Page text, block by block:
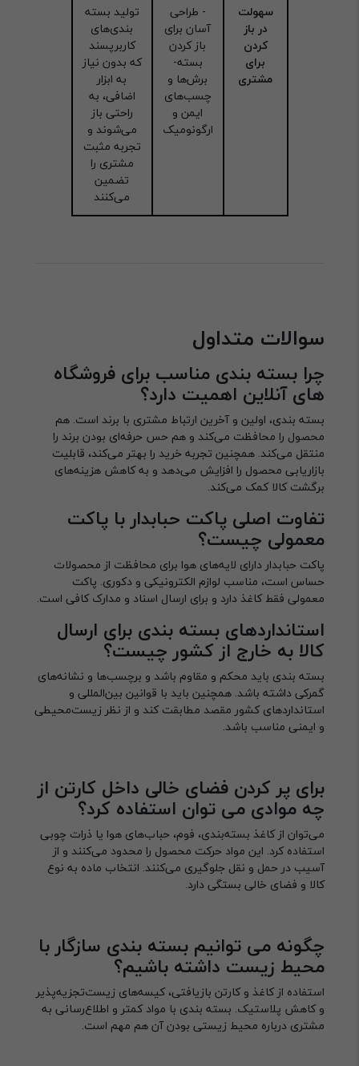
سهولت
در باز
کردن
برای
مشتری
- طراحی
آسان برای
باز کردن
بسته-
برش‌ها و
چسب‌های
ایمن و
ارگونومیک
تولید بسته
بندی‌های
کاربرپسند
که بدون نیاز
به ابزار
اضافی، به
راحتی باز
می‌شوند و
تجربه مثبت
مشتری را
تضمین
می‌کنند
سوالات متداول
چرا بسته بندی مناسب برای فروشگاه
های آنلاین اهمیت دارد؟
بسته بندی، اولین و آخرین ارتباط مشتری با برند است. هم
محصول را محافظت می‌کند و هم حس حرفه‌ای بودن برند را
منتقل می‌کند. همچنین تجربه خرید را بهتر می‌کند، قابلیت
بازاریابی محصول را افزایش می‌دهد و به کاهش هزینه‌های
برگشت کالا کمک می‌کند.
تفاوت اصلی پاکت حبابدار با پاکت
معمولی چیست؟
پاکت حبابدار دارای لایه‌های هوا برای محافظت از محصولات
حساس است، مناسب لوازم الکترونیکی و دکوری. پاکت
معمولی فقط کاغذ دارد و برای ارسال اسناد و مدارک کافی است.
استانداردهای بسته بندی برای ارسال
کالا به خارج از کشور چیست؟
بسته بندی باید محکم و مقاوم باشد و برچسب‌ها و نشانه‌های
گمرکی داشته باشد. همچنین باید با قوانین بین‌المللی و
استانداردهای کشور مقصد مطابقت کند و از نظر زیست‌محیطی
و ایمنی مناسب باشد.
برای پر کردن فضای خالی داخل کارتن از
چه موادی می توان استفاده کرد؟
می‌توان از کاغذ بسته‌بندی، فوم، حباب‌های هوا یا ذرات چوبی
استفاده کرد. این مواد حرکت محصول را محدود می‌کنند و از
آسیب در حمل و نقل جلوگیری می‌کنند. انتخاب ماده به نوع
کالا و فضای خالی بستگی دارد.
چگونه می توانیم بسته بندی سازگار با
محیط زیست داشته باشیم؟
استفاده از کاغذ و کارتن بازیافتی، کیسه‌های زیست‌تجزیه‌پذیر
و کاهش پلاستیک. بسته بندی با مواد کمتر و اطلاع‌رسانی به
مشتری درباره محیط زیستی بودن آن هم مهم است.